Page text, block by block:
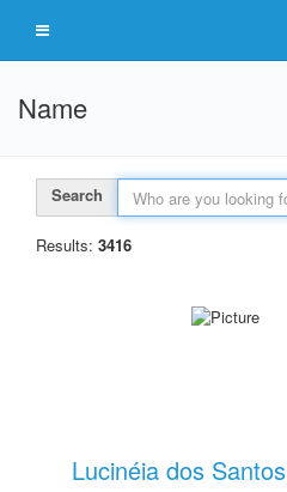
Name
Search
Results: 3416
Lucinéia dos Santos